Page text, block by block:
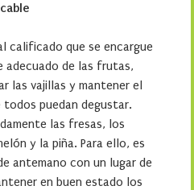
calificado que se encargue
adecuado de las frutas,
las vajillas y mantener el
todos puedan degustar.
las fresas, los
y la piña. Para ello, es
antemano con un lugar de
en buen estado los